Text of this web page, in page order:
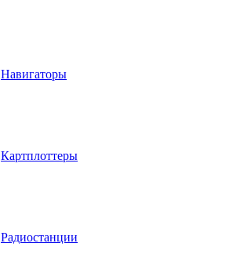
Навигаторы
Картплоттеры
Радиостанции